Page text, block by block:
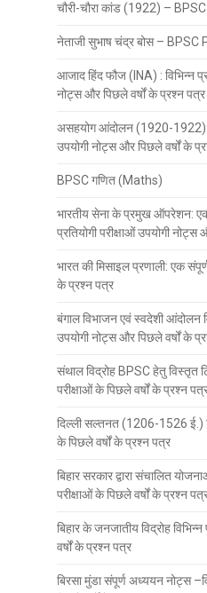
चौरी-चौरा कांड (1922) –
नेताजी सुभाष चंद्र बोस – BPSC
आजाद हिंद फौज (INA) : विभिन्न
नोट्स और पिछले वर्षों के प्रश्न पत्र
असहयोग आंदोलन (1920-1922):
उपयोगी नोट्स और पिछले वर्षों के
BPSC गणित (Maths)
भारतीय सेना के प्रमुख ऑपरेशन:
प्रतियोगी परीक्षाओं उपयोगी
भारत की मिसाइल प्रणाली: एक
के प्रश्न पत्र
बंगाल विभाजन एवं स्वदेशी आंदोलन
उपयोगी नोट्स और पिछले वर्षों के
संथाल विद्रोह BPSC हेतु विस्तृत
परीक्षाओं के पिछले वर्षों के प्रश्न
दिल्ली सल्तनत (1206-1526 ई.)
के पिछले वर्षों के प्रश्न पत्र
बिहार सरकार द्वारा संचालित
परीक्षाओं के पिछले वर्षों के प्रश्न
बिहार के जनजातीय विद्रोह
वर्षों के प्रश्न पत्र
बिरसा मुंडा संपूर्ण अध्ययन नोट्स